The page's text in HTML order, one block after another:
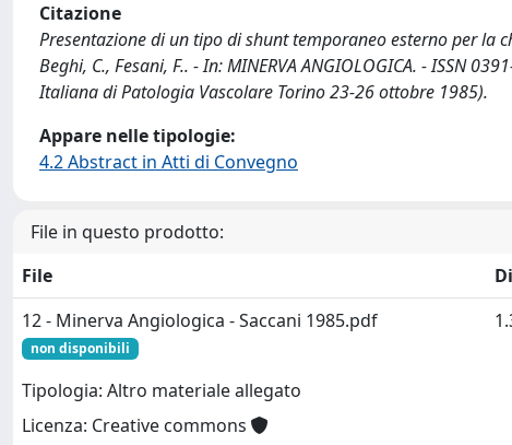
Citazione
Presentazione di un tipo di shunt temporaneo esterno per la
Beghi, C., Fesani, F.. - In: MINERVA ANGIOLOGICA. - ISSN
Italiana di Patologia Vascolare Torino 23-26 ottobre 1985).
Appare nelle tipologie:
4.2 Abstract in Atti di Convegno
File in questo prodotto:
File
12 - Minerva Angiologica - Saccani 1985.pdf
non disponibili
Tipologia: Altro materiale allegato
Licenza: Creative commons